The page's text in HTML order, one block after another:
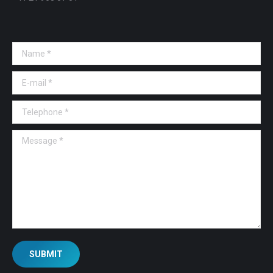
Name *
E-mail *
Telephone *
Message *
SUBMIT